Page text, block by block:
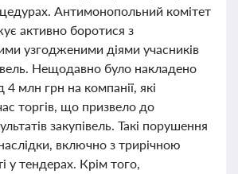
Антимонопольний комітет
активно боротися з
узгодженими діями учасників
Нещодавно було накладено
млн грн на компанії, які
торгів, що призвело до
закупівель. Такі порушення
включно з трирічною
у тендерах. Крім того,